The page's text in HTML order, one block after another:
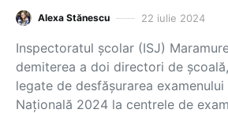
Alexa Stănescu 22 iulie 2024
Inspectoratul școlar (ISJ)
demiterea a doi directori de
legate de desfășurarea examenului
Națională 2024 la centrele de